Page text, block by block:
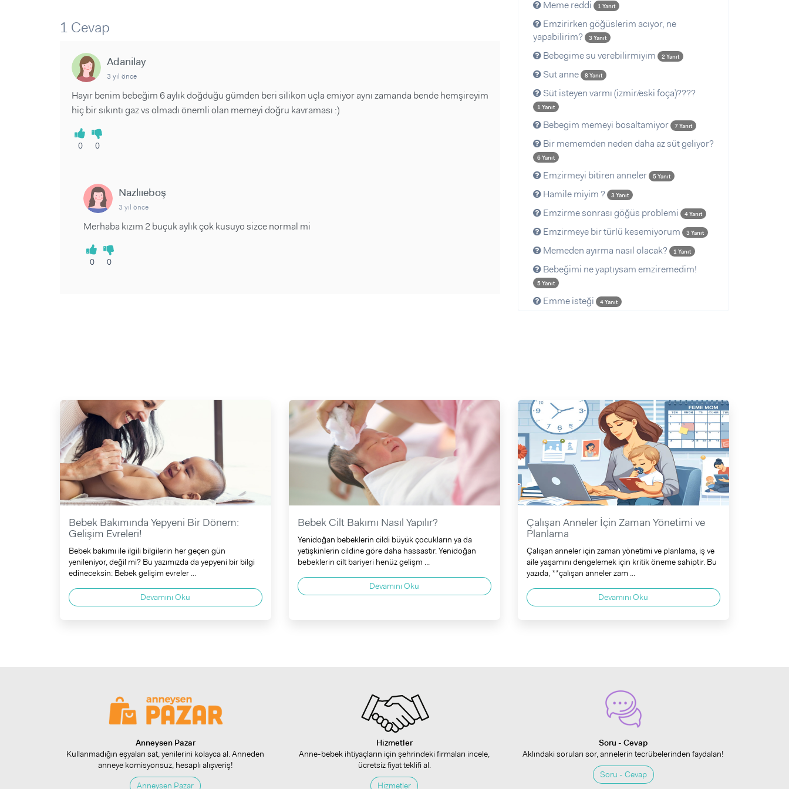
Videolar
1 Cevap
Adanilay
3 yıl önce
Hayır benim bebeğim 6 aylık doğduğu gümden beri silikon uçla emiyor aynı zamanda bende hemşireyim
hiç bir sıkıntı gaz vs olmadı önemli olan memeyi doğru kavraması :)
0 0
Nazlııeboş
3 yıl önce
Merhaba kızım 2 buçuk aylık çok kusuyo sizce normal mi
0 0
Meme reddi 1 Yanıt
Emzirirken göğüslerim acıyor, ne
yapabilirim?
3 Yanıt
Bebegime su verebilirmiyim 2 Yanıt
Sut anne 8 Yanıt
Süt isteyen varmı (izmir/eski foça)????
1 Yanıt
Bebegim memeyi bosaltamiyor 7 Yanıt
Bir mememden neden daha az süt geliyor?
6 Yanıt
Emzirmeyi bitiren anneler 5 Yanıt
Hamile miyim ? 3 Yanıt
Emzirme sonrası göğüs problemi 4 Yanıt
Emzirmeye bir türlü kesemiyorum 3 Yanıt
Memeden ayırma nasıl olacak? 1 Yanıt
Bebeğimi ne yaptıysam emziremedim!
5 Yanıt
Emme isteği 4 Yanıt
Bebek Bakımında Yepyeni Bir Dönem:
Gelişim Evreleri!
Bebek bakımı ile ilgili bilgilerin her geçen gün
yenileniyor, değil mi? Bu yazımızda da yepyeni bir bilgi
edineceksin: Bebek gelişim evreler ...
Devamını Oku
Bebek Cilt Bakımı Nasıl Yapılır?
Yenidoğan bebeklerin cildi büyük çocukların ya da
yetişkinlerin cildine göre daha hassastır. Yenidoğan
bebeklerin cilt bariyeri henüz gelişm ...
Devamını Oku
Çalışan Anneler İçin Zaman Yönetimi ve
Planlama
Çalışan anneler için zaman yönetimi ve planlama, iş ve
aile yaşamını dengelemek için kritik öneme sahiptir. Bu
yazıda, **çalışan anneler zam ...
Devamını Oku
Anneysen Pazar
Kullanmadığın eşyaları sat, yenilerini kolayca al. Anneden
anneye komisyonsuz, hesaplı alışveriş!
Anneysen Pazar
Hizmetler
Anne-bebek ihtiyaçların için şehrindeki firmaları incele,
ücretsiz fiyat teklifi al.
Hizmetler
Soru - Cevap
Aklındaki soruları sor, annelerin tecrübelerinden faydalan!
Soru - Cevap